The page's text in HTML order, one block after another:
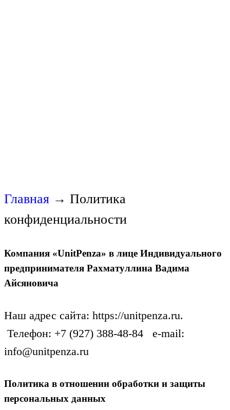
Главная → Политика
конфиденциальности
Компания «UnitPenza» в лице Индивидуального
предпринимателя Рахматуллина Вадима
Айсяновича
Наш адрес сайта: https://unitpenza.ru.
Телефон: +7 (927) 388-48-84 e-mail:
info@unitpenza.ru
Политика в отношении обработки и защиты
персональных данных